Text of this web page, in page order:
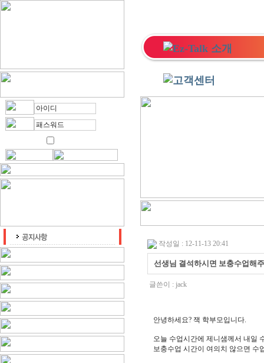
작성일 : 12-11-13 20:41
선생님 결석하시면 보충수업해
글쓴이 : jack
안녕하세요? 잭 학부모입니다.
오늘 수업시간에 제니샘께서 내일
보충수업 시간이 여의치 않으면 수